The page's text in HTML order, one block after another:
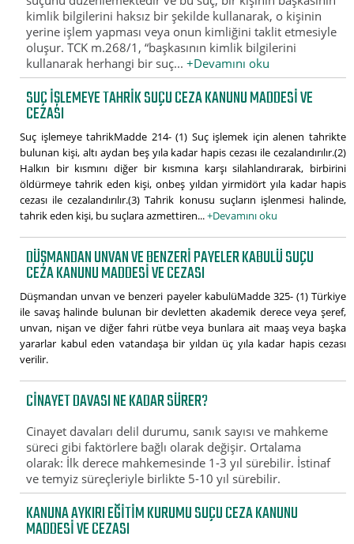
kimlik bilgilerini haksız bir şekilde kullanarak, o kişinin
yerine işlem yapması veya onun kimliğini taklit etmesiyle
oluşur. TCK m.268/1, “başkasının kimlik bilgilerini
kullanarak herhangi bir suç...+Devamını oku
SUÇ IŞLEMEYE TAHRIK SUÇU CEZA KANUNU MADDESI VE
CEZASI
Suç işlemeye tahrikMadde 214- (1) Suç işlemek için alenen tahrikte
bulunan kişi, altı aydan beş yıla kadar hapis cezası ile cezalandırılır.(2)
Halkın bir kısmını diğer bir kısmına karşı silahlandırarak, birbirini
öldürmeye tahrik eden kişi, onbeş yıldan yirmidört yıla kadar hapis
cezası ile cezalandırılır.(3) Tahrik konusu suçların işlenmesi halinde,
tahrik eden kişi, bu suçlara azmettiren...+Devamını oku
DÜŞMANDAN UNVAN VE BENZERI PAYELER KABULÜ SUÇU
CEZA KANUNU MADDESI VE CEZASI
Düşmandan unvan ve benzeri payeler kabulüMadde 325- (1) Türkiye
ile savaş halinde bulunan bir devletten akademik derece veya şeref,
unvan, nişan ve diğer fahri rütbe veya bunlara ait maaş veya başka
yararlar kabul eden vatandaşa bir yıldan üç yıla kadar hapis cezası
verilir.
CINAYET DAVASI NE KADAR SÜRER?
Cinayet davaları delil durumu, sanık sayısı ve mahkeme
süreci gibi faktörlere bağlı olarak değişir. Ortalama
olarak: İlk derece mahkemesinde 1-3 yıl sürebilir. İstinaf
ve temyiz süreçleriyle birlikte 5-10 yıl sürebilir.
KANUNA AYKIRI EĞITIM KURUMU SUÇU CEZA KANUNU
MADDESI VE CEZASI